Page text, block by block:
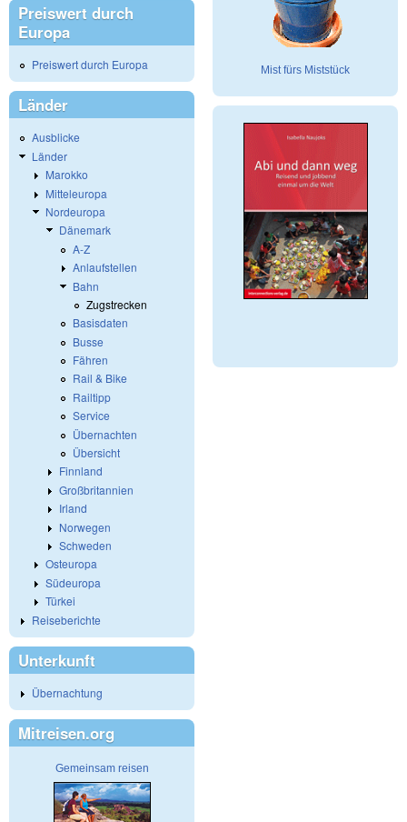
Preiswert durch
Europa
Preiswert durch Europa
Länder
Ausblicke
Länder
Marokko
Mitteleuropa
Nordeuropa
Dänemark
A-Z
Anlaufstellen
Bahn
Zugstrecken
Basisdaten
Busse
Fähren
Rail & Bike
Railtipp
Service
Übernachten
Übersicht
Finnland
Großbritannien
Irland
Norwegen
Schweden
Osteuropa
Südeuropa
Türkei
Reiseberichte
Unterkunft
Übernachtung
Mitreisen.org
Gemeinsam reisen
Mist fürs Miststück